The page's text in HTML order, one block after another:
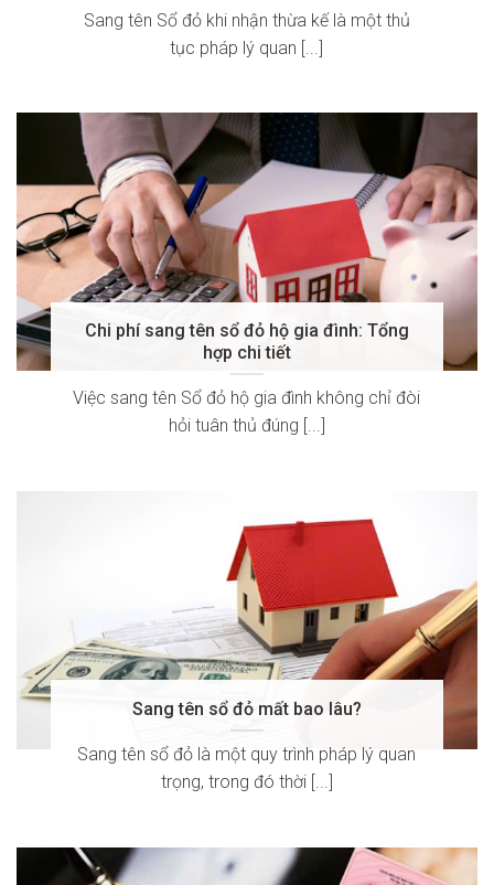
Sang tên Sổ đỏ khi nhận thừa kế là một thủ
tục pháp lý quan [...]
Chi phí sang tên sổ đỏ hộ gia đình: Tổng
hợp chi tiết
Việc sang tên Sổ đỏ hộ gia đình không chỉ đòi
hỏi tuân thủ đúng [...]
Sang tên sổ đỏ mất bao lâu?
Sang tên sổ đỏ là một quy trình pháp lý quan
trọng, trong đó thời [...]